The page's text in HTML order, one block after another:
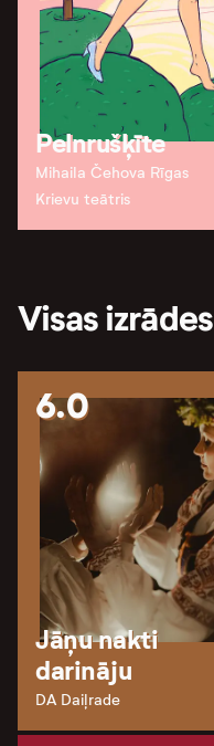
Pelnrušķīte
Mihaila Čehova Rīgas
Krievu teātris
Visas izrādes
6.0
Jāņu nakti
darināju
DA Daiļrade